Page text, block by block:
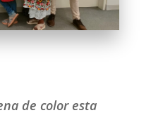
de color esta